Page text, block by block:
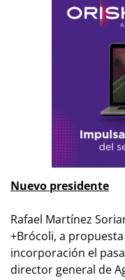
Nuevo presidente
Rafael Martínez
+Brócoli, a
incorporación el
director general de